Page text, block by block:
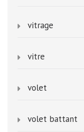
vitrage
vitre
volet
volet battant